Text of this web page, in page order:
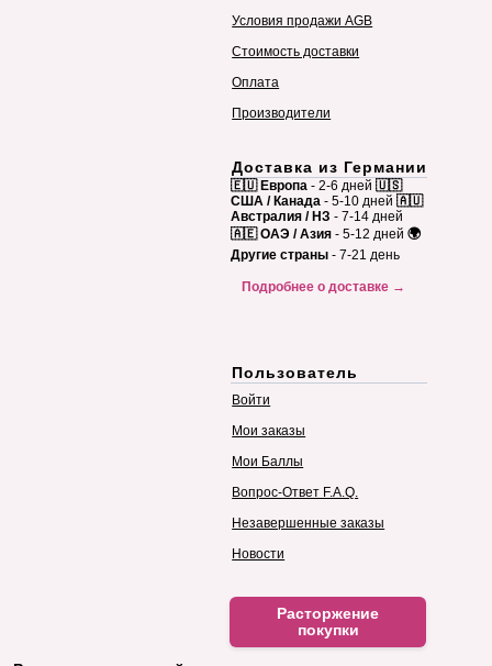
Условия продажи AGB
Стоимость доставки
Оплата
Производители
Доставка из Германии
🇪🇺 Европа - 2-6 дней 🇺🇸
США / Канада - 5-10 дней 🇦🇺
Австралия / НЗ - 7-14 дней
🇦🇪 ОАЭ / Азия - 5-12 дней 🌍
Другие страны - 7-21 день
Подробнее о доставке →
Пользователь
Войти
Мои заказы
Мои Баллы
Вопрос-Ответ F.A.Q.
Незавершенные заказы
Новости
Расторжение
покупки